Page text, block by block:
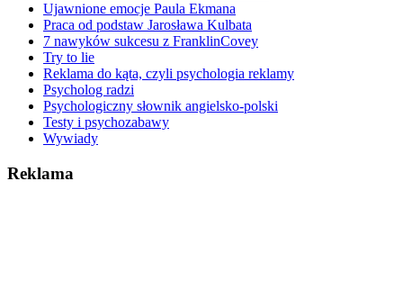
Ujawnione emocje Paula Ekmana
Praca od podstaw Jarosława Kulbata
7 nawyków sukcesu z FranklinCovey
Try to lie
Reklama do kąta, czyli psychologia reklamy
Psycholog radzi
Psychologiczny słownik angielsko-polski
Testy i psychozabawy
Wywiady
Reklama